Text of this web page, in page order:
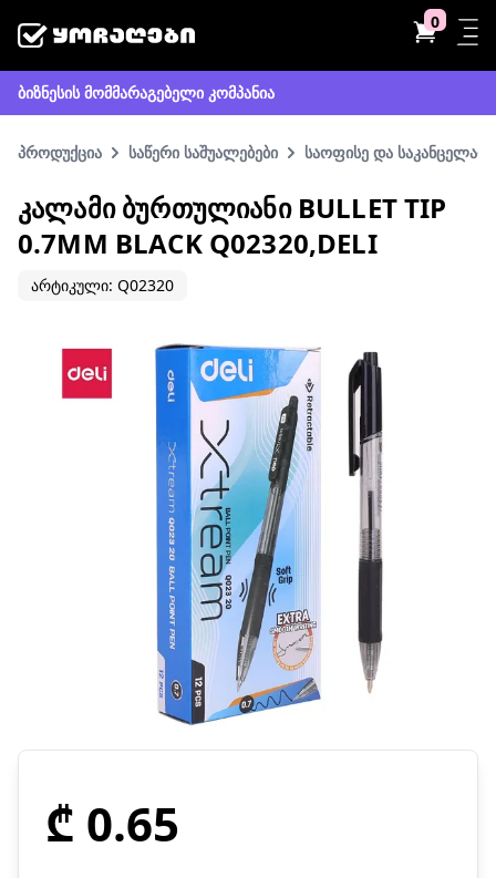
0
ბიზნესის მომმარაგებელი კომპანია
პროდუქცია საწერი საშუალებები საოფისე და
ᲙᲐᲚᲐᲛᲘ ᲑᲣᲠᲗᲣᲚᲘᲐᲜᲘ BULLET TIP
0.7MM BLACK Q02320,DELI
არტიკული: Q02320
₾ 0.65